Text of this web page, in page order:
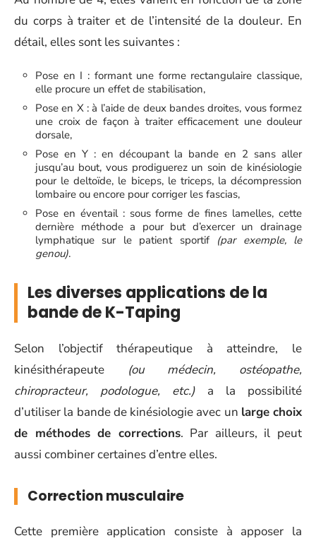
du corps à traiter et de l’intensité de la douleur. En
détail, elles sont les suivantes :
Pose en I : formant une forme rectangulaire classique,
elle procure un effet de stabilisation,
Pose en X : à l’aide de deux bandes droites, vous formez
une croix de façon à traiter efficacement une douleur
dorsale,
Pose en Y : en découpant la bande en 2 sans aller
jusqu’au bout, vous prodiguerez un soin de kinésiologie
pour le deltoïde, le biceps, le triceps, la décompression
lombaire ou encore pour corriger les fascias,
Pose en éventail : sous forme de fines lamelles, cette
dernière méthode a pour but d’exercer un drainage
lymphatique sur le patient sportif (par exemple, le
genou).
Les diverses applications de la
bande de K-Taping
Selon l’objectif thérapeutique à atteindre, le
kinésithérapeute
(ou médecin, ostéopathe,
chiropracteur, podologue, etc.)a la possibilité
d’utiliser la bande de kinésiologie avec un large choix
de méthodes de corrections. Par ailleurs, il peut
aussi combiner certaines d’entre elles.
Correction musculaire
Cette première application consiste à apposer la